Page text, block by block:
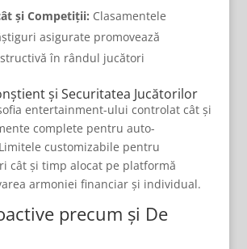
și Competiții: Clasamentele
asigurate promovează
în rândul jucători
și Securitatea Jucătorilor
entertainment-ului controlat cât și
complete pentru auto-
customizabile pentru
cât și timp alocat pe platformă
armoniei financiar și individual.
precum și De